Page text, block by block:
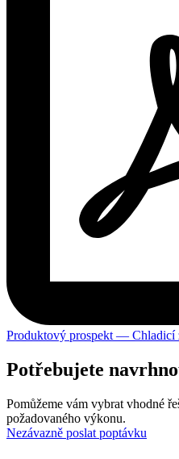
Produktový prospekt — Chladicí
Potřebujete
Pomůžeme vám vybrat vhodné
požadovaného výkonu.
Nezávazně poslat poptávku